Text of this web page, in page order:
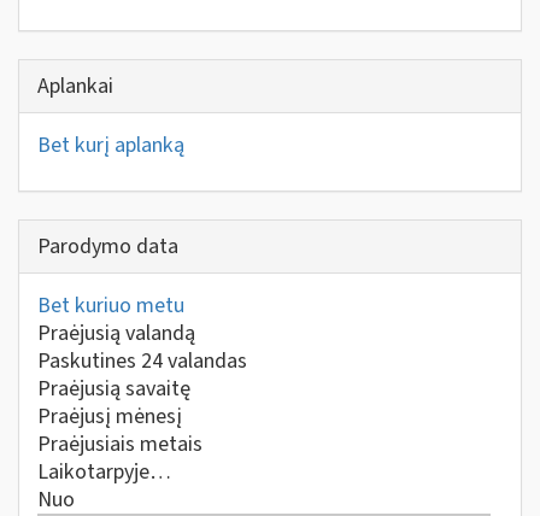
Aplankai
Bet kurį aplanką
Parodymo data
Bet kuriuo metu
Praėjusią valandą
Paskutines 24 valandas
Praėjusią savaitę
Praėjusį mėnesį
Praėjusiais metais
Laikotarpyje…
Nuo